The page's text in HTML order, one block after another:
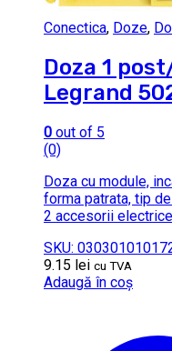
Conectica, Doze,
Doza 1
Legrand
0 out of 5
(0)
Doza cu module,
forma patrata, tip
2 accesorii
SKU:
9.15 lei cu TVA
Adaugă în coș